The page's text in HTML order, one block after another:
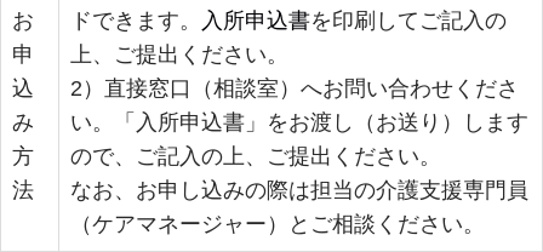
お
申
込
み
方
法
ドできます。
入所申込書を印刷してご記入の
上、ご提出ください。
2）直接窓口（相談室）へお問い合わせくださ
い。「入所申込書」をお渡し（お送り）します
ので、ご記入の上、ご提出ください。
なお、お申し込みの際は担当の介護支援専門員
（ケアマネージャー）とご相談ください。